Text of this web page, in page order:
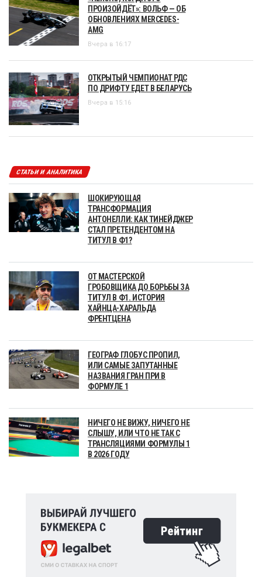
ПРОИЗОЙДЁТ»: ВОЛЬФ — ОБ
ОБНОВЛЕНИЯХ MERCEDES-
AMG
Вчера в 16:17
ОТКРЫТЫЙ ЧЕМПИОНАТ РДС
ПО ДРИФТУ ЕДЕТ В БЕЛАРУСЬ
Вчера в 15:16
СТАТЬИ И АНАЛИТИКА
ШОКИРУЮЩАЯ
ТРАНСФОРМАЦИЯ
АНТОНЕЛЛИ: КАК ТИНЕЙДЖЕР
СТАЛ ПРЕТЕНДЕНТОМ НА
ТИТУЛ В Ф1?
ОТ МАСТЕРСКОЙ
ГРОБОВЩИКА ДО БОРЬБЫ ЗА
ТИТУЛ В Ф1. ИСТОРИЯ
ХАЙНЦА-ХАРАЛЬДА
ФРЕНТЦЕНА
ГЕОГРАФ ГЛОБУС ПРОПИЛ,
ИЛИ САМЫЕ ЗАПУТАННЫЕ
НАЗВАНИЯ ГРАН ПРИ В
ФОРМУЛЕ 1
НИЧЕГО НЕ ВИЖУ, НИЧЕГО НЕ
СЛЫШУ, ИЛИ ЧТО НЕ ТАК С
ТРАНСЛЯЦИЯМИ ФОРМУЛЫ 1
В 2026 ГОДУ